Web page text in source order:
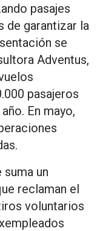
pasajes
de garantizar la
se
Adventus,
pasajeros
En mayo,
un
reclaman el
voluntarios